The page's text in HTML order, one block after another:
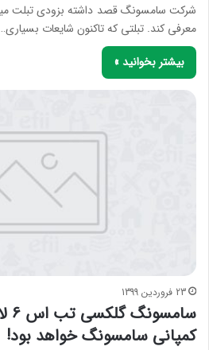
معرفی کند. تبلتی که تاکنون شایعات بسیاری…
بیشتر بخوانید »
23 فروردین 1399
کمپانی سامسونگ خواهد بود!